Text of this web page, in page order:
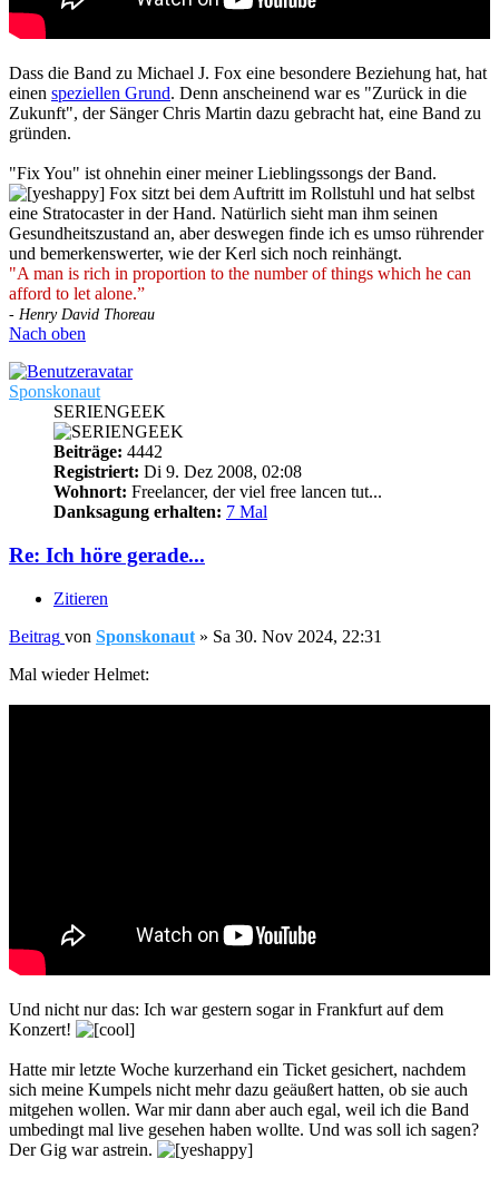
Dass die Band zu Michael J. Fox eine besondere Beziehung hat, hat
einen speziellen Grund. Denn anscheinend war es "Zurück in die
Zukunft", der Sänger Chris Martin dazu gebracht hat, eine Band zu
gründen.
"Fix You" ist ohnehin einer meiner Lieblingssongs der Band.
Fox sitzt bei dem Auftritt im Rollstuhl und hat selbst
eine Stratocaster in der Hand. Natürlich sieht man ihm seinen
Gesundheitszustand an, aber deswegen finde ich es umso rührender
und bemerkenswerter, wie der Kerl sich noch reinhängt.
"A man is rich in proportion to the number of things which he can
afford to let alone.”
- Henry David Thoreau
Nach oben
Sponskonaut
SERIENGEEK
Beiträge: 4442
Registriert: Di 9. Dez 2008, 02:08
Wohnort: Freelancer, der viel free lancen tut...
Danksagung erhalten: 7 Mal
Re: Ich höre gerade...
Zitieren
Beitrag von Sponskonaut » Sa 30. Nov 2024, 22:31
Mal wieder Helmet:
Und nicht nur das: Ich war gestern sogar in Frankfurt auf dem
Konzert!
Hatte mir letzte Woche kurzerhand ein Ticket gesichert, nachdem
sich meine Kumpels nicht mehr dazu geäußert hatten, ob sie auch
mitgehen wollen. War mir dann aber auch egal, weil ich die Band
umbedingt mal live gesehen haben wollte. Und was soll ich sagen?
Der Gig war astrein.